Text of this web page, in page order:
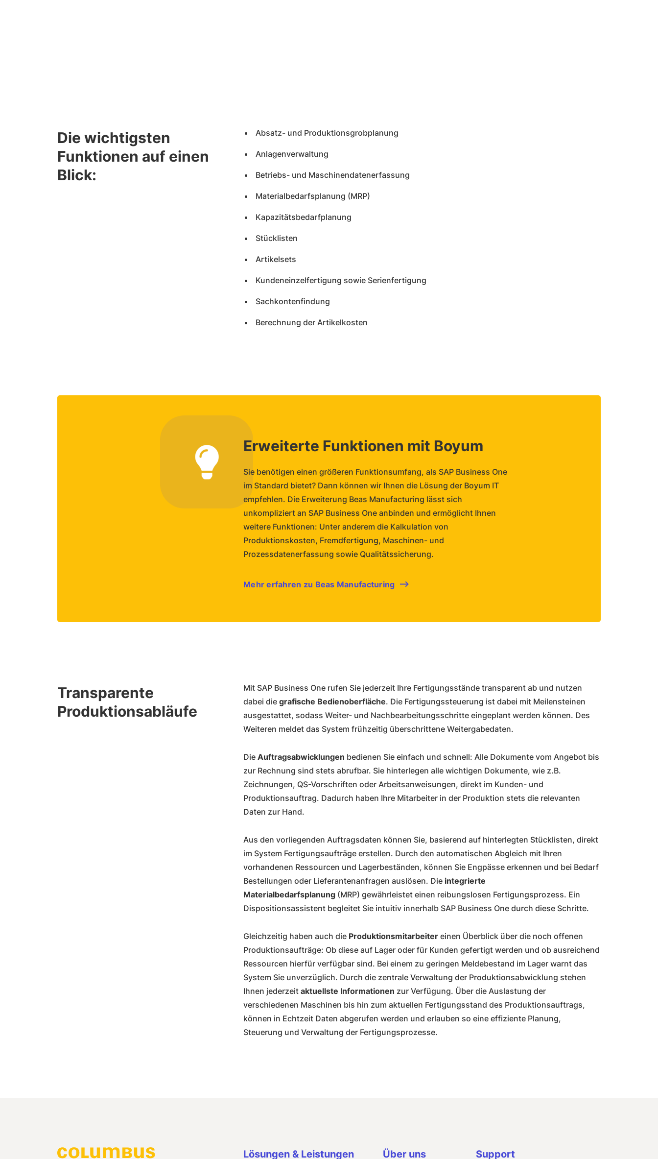
Die wichtigsten
Funktionen auf einen
Blick:
Absatz- und Produktionsgrobplanung
Anlagenverwaltung
Betriebs- und Maschinendatenerfassung
Materialbedarfsplanung (MRP)
Kapazitätsbedarfplanung
Stücklisten
Artikelsets
Kundeneinzelfertigung sowie Serienfertigung
Sachkontenfindung
Berechnung der Artikelkosten
Erweiterte Funktionen mit Boyum
Sie benötigen einen größeren Funktionsumfang, als SAP Business One
im Standard bietet? Dann können wir Ihnen die Lösung der Boyum IT
empfehlen. Die Erweiterung Beas Manufacturing lässt sich
unkompliziert an SAP Business One anbinden und ermöglicht Ihnen
weitere Funktionen: Unter anderem die Kalkulation von
Produktionskosten, Fremdfertigung, Maschinen- und
Prozessdatenerfassung sowie Qualitätssicherung.
Mehr erfahren zu Beas Manufacturing
Transparente
Produktionsabläufe
Mit SAP Business One rufen Sie jederzeit Ihre Fertigungsstände transparent ab und nutzen
dabei die grafische Bedienoberfläche. Die Fertigungssteuerung ist dabei mit Meilensteinen
ausgestattet, sodass Weiter- und Nachbearbeitungsschritte eingeplant werden können. Des
Weiteren meldet das System frühzeitig überschrittene Weitergabedaten.
Die Auftragsabwicklungen bedienen Sie einfach und schnell: Alle Dokumente vom Angebot bis
zur Rechnung sind stets abrufbar. Sie hinterlegen alle wichtigen Dokumente, wie z.B.
Zeichnungen, QS-Vorschriften oder Arbeitsanweisungen, direkt im Kunden- und
Produktionsauftrag. Dadurch haben Ihre Mitarbeiter in der Produktion stets die relevanten
Daten zur Hand.
Aus den vorliegenden Auftragsdaten können Sie, basierend auf hinterlegten Stücklisten, direkt
im System Fertigungsaufträge erstellen. Durch den automatischen Abgleich mit Ihren
vorhandenen Ressourcen und Lagerbeständen, können Sie Engpässe erkennen und bei Bedarf
Bestellungen oder Lieferantenanfragen auslösen. Die integrierte
Materialbedarfsplanung (MRP) gewährleistet einen reibungslosen Fertigungsprozess. Ein
Dispositionsassistent begleitet Sie intuitiv innerhalb SAP Business One durch diese Schritte.
Gleichzeitig haben auch die Produktionsmitarbeiter einen Überblick über die noch offenen
Produktionsaufträge: Ob diese auf Lager oder für Kunden gefertigt werden und ob ausreichend
Ressourcen hierfür verfügbar sind. Bei einem zu geringen Meldebestand im Lager warnt das
System Sie unverzüglich. Durch die zentrale Verwaltung der Produktionsabwicklung stehen
Ihnen jederzeit aktuellste Informationen zur Verfügung. Über die Auslastung der
verschiedenen Maschinen bis hin zum aktuellen Fertigungsstand des Produktionsauftrags,
können in Echtzeit Daten abgerufen werden und erlauben so eine effiziente Planung,
Steuerung und Verwaltung der Fertigungsprozesse.
Lösungen & Leistungen Über uns Support